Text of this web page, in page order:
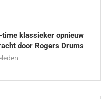
time klassieker opnieuw
door Rogers Drums